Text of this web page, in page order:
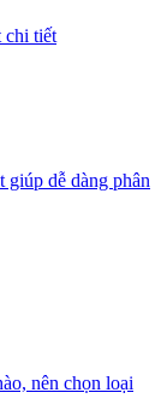
chi tiết
giúp dễ dàng phân
nên chọn loại